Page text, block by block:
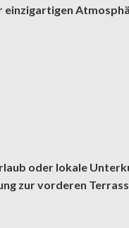
einzigartigen
oder lokale
zur vorderen